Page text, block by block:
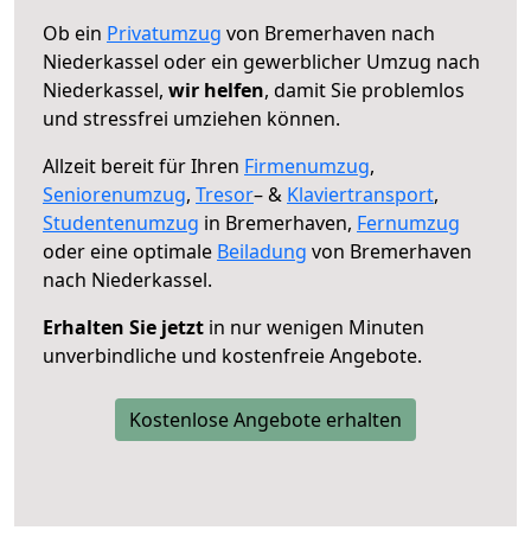
Ob ein Privatumzug von Bremerhaven nach
Niederkassel oder ein gewerblicher Umzug nach
Niederkassel, wir helfen, damit Sie problemlos
und stressfrei umziehen können.
Allzeit bereit für Ihren Firmenumzug,
Seniorenumzug, Tresor– & Klaviertransport,
Studentenumzug in Bremerhaven, Fernumzug
oder eine optimale Beiladung von Bremerhaven
nach Niederkassel.
Erhalten Sie jetzt in nur wenigen Minuten
unverbindliche und kostenfreie Angebote.
Kostenlose Angebote erhalten